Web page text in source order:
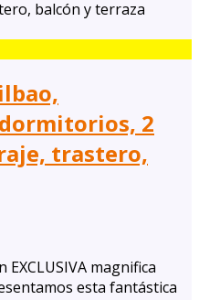
2
trastero,
magnifica
esta fantástica